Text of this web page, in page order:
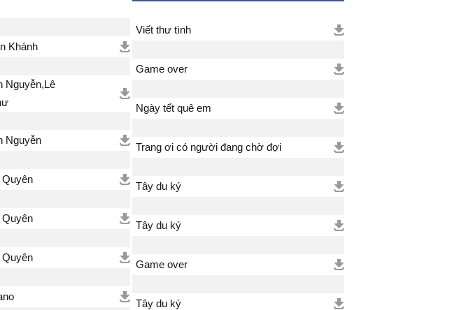
Khánh
Nguyễn,Lê
Nguyễn
Quyên
Quyên
Quyên
Viết thư tình
Game over
Ngày tết quê em
Trang ơi có người đang chờ đợi
Tây du ký
Tây du ký
Game over
Tây du ký